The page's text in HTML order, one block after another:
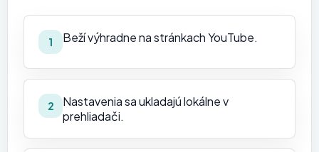
1 Beží výhradne na stránkach YouTube.
2
Nastavenia sa ukladajú lokálne v
prehliadači.